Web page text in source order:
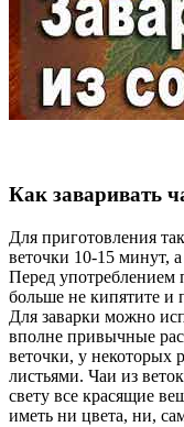
Как заваривать
Для приготовления
веточки 10-15 минут, а
Перед употреблением
больше не кипятите и
Для заварки можно
вполне привычные
веточки, у некоторых
листьями. Чаи из
свету все красящие
иметь ни цвета, ни,